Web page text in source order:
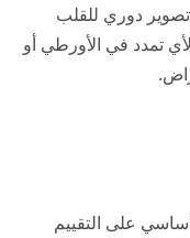
تصوير دوري للقلب
تمدد في الأورطي أو
على التقييم